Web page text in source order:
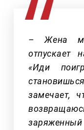
– Жена
отпускает
«Иди
замечает,